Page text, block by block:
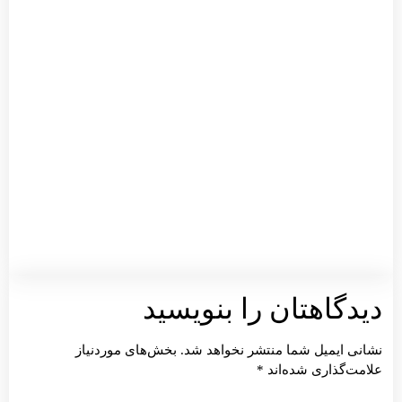
را بنویسید
ایمیل شما منتشر نخواهد شد. بخش‌های موردنیاز
شده‌اند*